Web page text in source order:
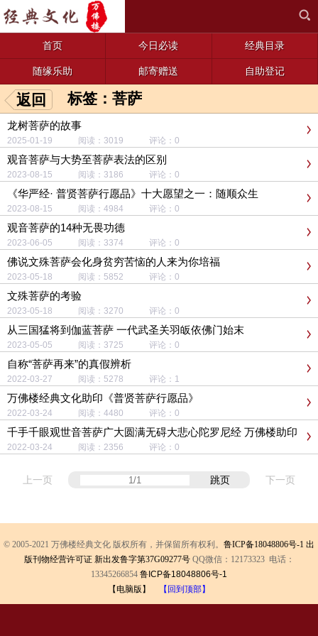
首页 今日必读 经典目录
随缘乐助 邮寄赠送 自助登记
返回 标签：菩萨
龙树菩萨的故事
2025-01-19 阅读：3019 评论：0
观音菩萨与大势至菩萨表法的区别
2023-08-15 阅读：3186 评论：0
《华严经· 普贤菩萨行愿品》十大愿望之一：随顺众生
2023-08-15 阅读：4984 评论：0
观音菩萨的14种无畏功德
2023-06-05 阅读：3374 评论：0
佛说文殊菩萨会化身贫穷苦恼的人来为你培福
2023-05-18 阅读：5852 评论：0
文殊菩萨的考验
2023-05-18 阅读：3270 评论：0
从三国猛将到伽蓝菩萨 一代武圣关羽皈依佛门始末
2023-05-05 阅读：3725 评论：0
自称“菩萨再来”的真假辨析
2022-03-27 阅读：5278 评论：1
万佛楼经典文化助印《普贤菩萨行愿品》
2022-03-24 阅读：4480 评论：0
千手千眼观世音菩萨广大圆满无碍大悲心陀罗尼经 万佛楼助印
书
2022-03-24 阅读：2356 评论：0
上一页 跳页 下一页
© 2005-2021 万佛楼经典文化 版权所有，并保留所有权利。 鲁ICP备18048806号-1 出
版刊物经营许可证 新出发鲁字第37G09277号 QQ微信：12173323 电话：
13345266854 鲁ICP备18048806号-1
【电脑版】
【回到顶部】